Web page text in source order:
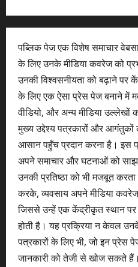
पब्लिक पेज एक विशेष समाचार
के लिए उनके मीडिया कवरेज को
उनकी विश्वसनीयता को बढ़ाने पर
के लिए एक ऐसा प्रेस पेज बनाने में
वीडियो, और अन्य मीडिया
मुख्य उद्देश्य पत्रकारों और आगंतुकों
आसान पहुँच प्रदान करना है। इस
अपने समाचार और घटनाओं को
उनकी प्रतिष्ठा को भी मजबूत
करके, व्यवसाय अपने मीडिया
जिससे उन्हें एक केंद्रीकृत स्थान पर
होती है। यह प्रक्रिया न केवल
पत्रकारों के लिए भी, जो इन प्रेस
जानकारी को तेजी से खोज सकते